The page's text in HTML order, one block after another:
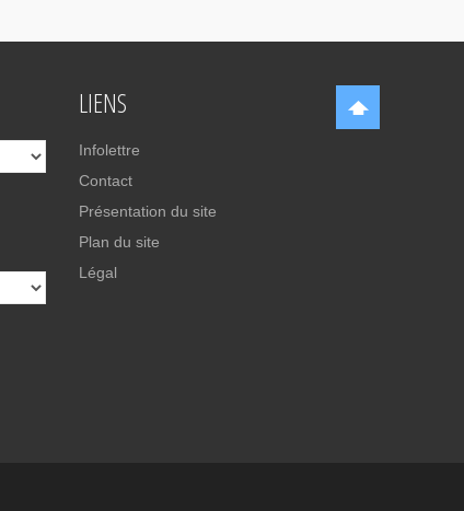
LIENS
Infolettre
Contact
Présentation du site
Plan du site
Légal